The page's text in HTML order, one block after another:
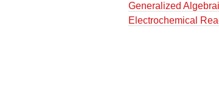
Generalized
Electrochemical